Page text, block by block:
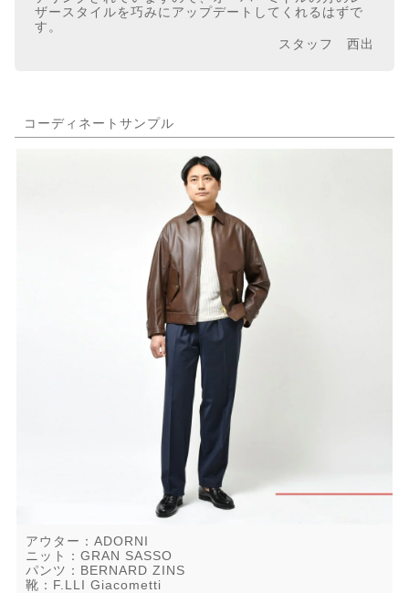
ザースタイルを巧みにアップデートしてくれるはずで
す。
スタッフ 西出
コーディネートサンプル
アウター：ADORNI
ニット：GRAN SASSO
パンツ：BERNARD ZINS
靴：F.LLI Giacometti